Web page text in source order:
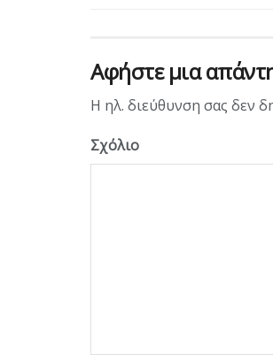
Αφήστε μια
Η ηλ. διεύθυνση σας δεν
Σχόλιο